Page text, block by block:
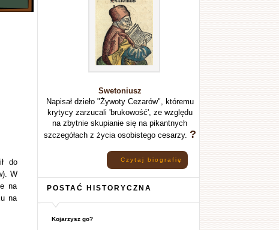
do
W
na
na
Swetoniusz
Napisał dzieło "Żywoty Cezarów", któremu
krytycy zarzucali 'brukowość', ze względu
na zbytnie skupianie się na pikantnych
szczegółach z życia osobistego cesarzy. ?
Czytaj biografię
POSTAĆ HISTORYCZNA
Kojarzysz go?